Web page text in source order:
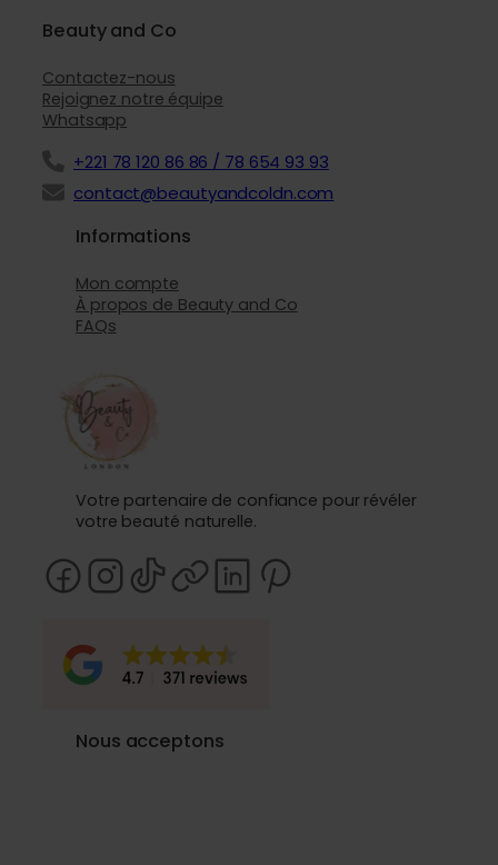
Beauty and Co
Contactez-nous
Rejoignez notre équipe
Whatsapp
+221 78 120 86 86 / 78 654 93 93
contact@beautyandcoldn.com
Informations
Mon compte
À propos de Beauty and Co
FAQs
Votre partenaire de confiance pour révéler
votre beauté naturelle.
Nous acceptons